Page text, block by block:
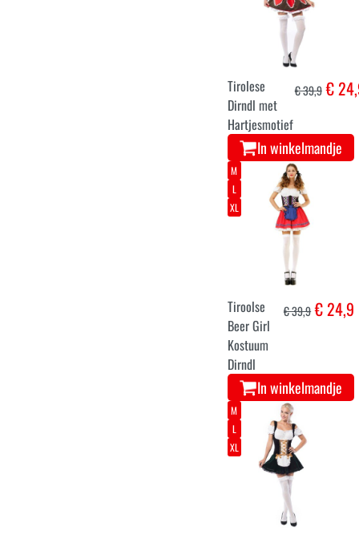
Tirolese
Dirndl met
Hartjesmotief
€ 39,9€
In winkelmandje
M
L
XL
Tiroolse
Beer Girl
Kostuum
Dirndl
€ 39,9€ 24,9
In winkelmandje
M
L
XL